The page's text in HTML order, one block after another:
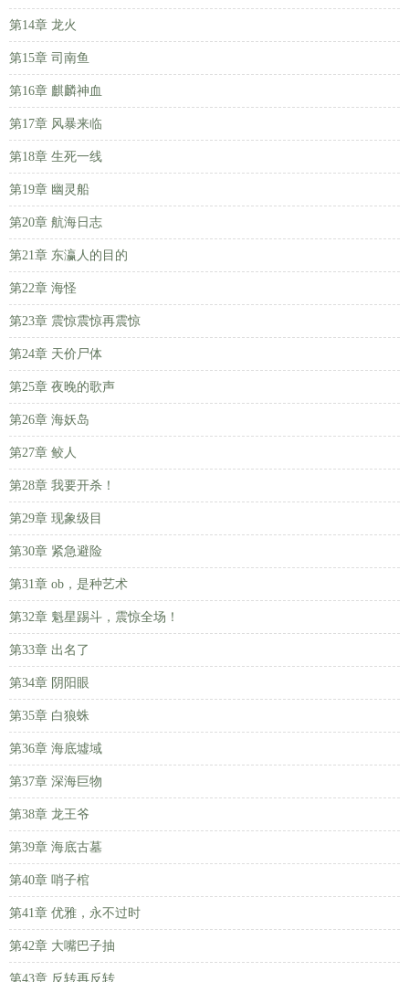
第14章 龙火
第15章 司南鱼
第16章 麒麟神血
第17章 风暴来临
第18章 生死一线
第19章 幽灵船
第20章 航海日志
第21章 东瀛人的目的
第22章 海怪
第23章 震惊震惊再震惊
第24章 天价尸体
第25章 夜晚的歌声
第26章 海妖岛
第27章 鲛人
第28章 我要开杀！
第29章 现象级目
第30章 紧急避险
第31章 ob，是种艺术
第32章 魁星踢斗，震惊全场！
第33章 出名了
第34章 阴阳眼
第35章 白狼蛛
第36章 海底墟域
第37章 深海巨物
第38章 龙王爷
第39章 海底古墓
第40章 哨子棺
第41章 优雅，永不过时
第42章 大嘴巴子抽
第43章 反转再反转